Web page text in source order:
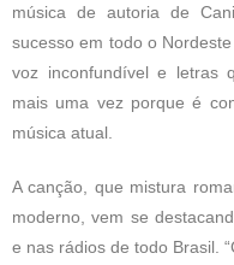
música de autoria de
sucesso em todo o
voz inconfundível e letras
mais uma vez porque é
música atual.
A canção, que mistura
moderno, vem se
e nas rádios de todo Brasil.